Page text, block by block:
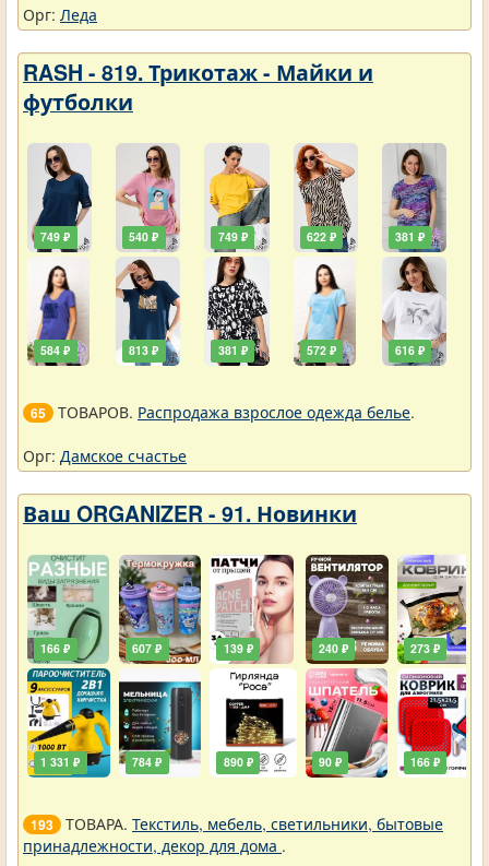
Орг: Леда
RASH - 819. Трикотаж - Майки и
футболки
749 ₽
584 ₽
540 ₽
813 ₽
749 ₽
381 ₽
622 ₽
572 ₽
381 ₽
616 ₽
65 ТОВАРОВ. Распродажа взрослое одежда белье.
Орг: Дамское счастье
Ваш ORGANIZER - 91. Новинки
166 ₽
1 331 ₽
607 ₽
784 ₽
139 ₽
890 ₽
240 ₽
90 ₽
273 ₽
166 ₽
193 ТОВАРА. Текстиль, мебель, светильники, бытовые
принадлежности, декор для дома .